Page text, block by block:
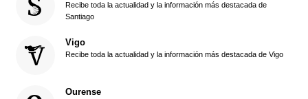
Recibe toda la actualidad y la información más destacada de
Santiago
Vigo
Recibe toda la actualidad y la información más destacada de Vigo
Ourense